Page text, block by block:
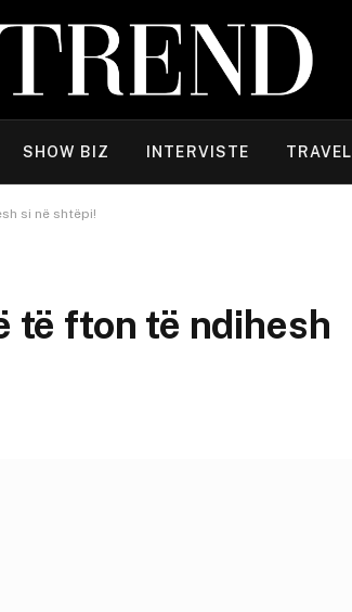
SHOW BIZ INTERVISTE TRAVEL
si në shtëpi!
të fton të ndihesh